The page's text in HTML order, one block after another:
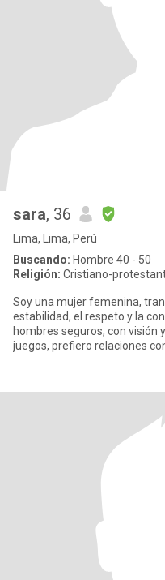
sara, 36
Lima, Lima, Perú
Buscando: Hombre 40 - 50
Religión: Cristiano-
Soy una mujer femenina,
estabilidad, el respeto y la
hombres seguros, con visión
juegos, prefiero relaciones